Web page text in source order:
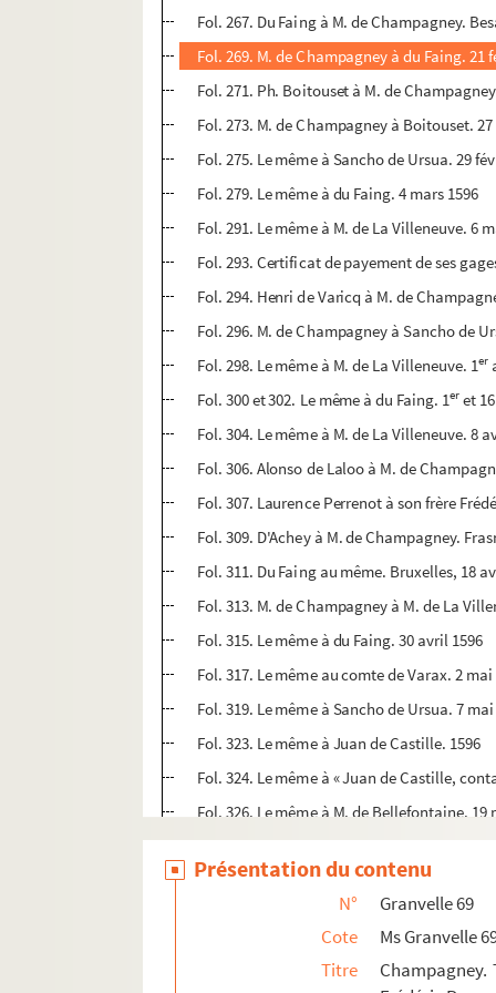
Fol. 267. Du Faing à M. de Champagney.
Fol. 269. M. de Champagney à du Faing. 21
Fol. 271. Ph. Boitouset à M. de
Fol. 273. M. de Champagney à Boitouset.
Fol. 275. Le même à Sancho de Ursua. 29
Fol. 279. Le même à du Faing. 4 mars 1596
Fol. 291. Le même à M. de La Villeneuve. 6
Fol. 293. Certificat de payement de ses
Fol. 294. Henri de Varicq à M. de
Fol. 296. M. de Champagney à Sancho de
Fol. 298. Le même à M. de La Villeneuve. 1er
Fol. 300 et 302. Le même à du Faing. 1er et
Fol. 304. Le même à M. de La Villeneuve. 8
Fol. 306. Alonso de Laloo à M. de
Fol. 307. Laurence Perrenot à son frère
Fol. 309. D'Achey à M. de Champagney.
Fol. 311. Du Faing au même. Bruxelles, 18
Fol. 313. M. de Champagney à M. de La
Fol. 315. Le même à du Faing. 30 avril 1596
Fol. 317. Le même au comte de Varax. 2 mai
Fol. 319. Le même à Sancho de Ursua. 7
Fol. 323. Le même à Juan de Castille. 1596
Fol. 324. Le même à « Juan de Castille,
Fol. 326. Le même à M. de Bellefontaine. 19
Fol. 328. Le même à M. de Corneux. 31 mai
Fol. 340. J. Doroz, suffragant de Besançon,
Fol. 342. M. de Champagney à M. de
Fol. 344. Le même à Mme
de Thoraise. 3 juin
Fol. 348. M. de Champagney à du Faing. 11
Présentation du contenu
N°
Granvelle 69
Cote
Ms Granvelle
Titre
Champagney.